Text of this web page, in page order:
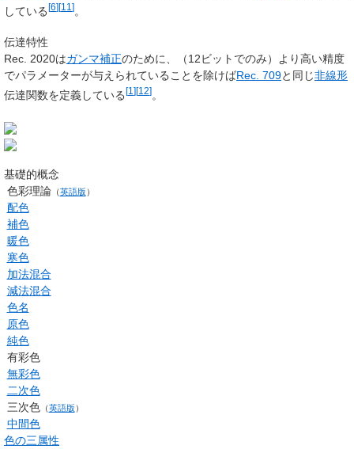
している[6][11 ]
伝達特性
Rec. 2020はガンマ補正のために、（12ビットでのみ）より高い精度
でパラメーターが与えられていることを除けばRec. 709と同じ非線形
伝達関数を定義している[1 ][12]。
基礎的概念
色彩理論（英語版 ）
配色
補色
暖色
寒色
加法混合
減法混合
色名
原色
純色
有彩色
無彩色
二次色
三次色（英語版 ）
中間色
色の三属性